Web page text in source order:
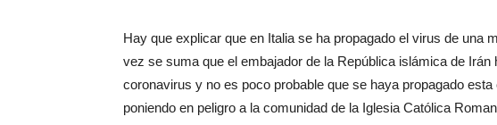
Hay que explicar que en Italia se ha propagado el virus de una
vez se suma que el embajador de la República islámica de
coronavirus y no es poco probable que se haya propagado
poniendo en peligro a la comunidad de la Iglesia Católica